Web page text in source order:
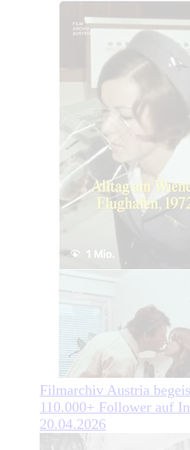
Filmarchiv Austria
110.000+ Follower auf
20.04.2026